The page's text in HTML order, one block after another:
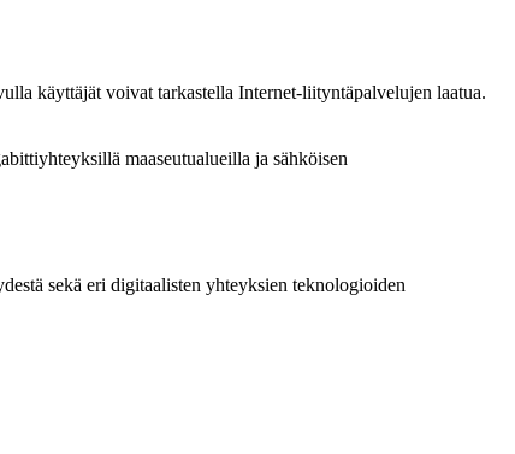
käyttäjät voivat tarkastella Internet-liityntäpalvelujen laatua.
maaseutualueilla ja sähköisen
sekä eri digitaalisten yhteyksien teknologioiden